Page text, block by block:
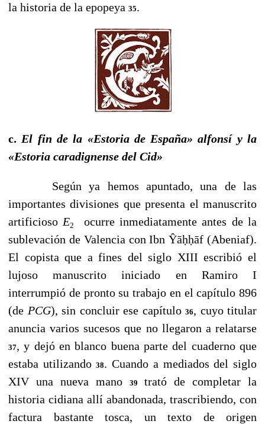
la historia de la epopeya 35.
c. El fin de la «Estoria de España» alfonsí y la
«Estoria caradignense del Cid»
Según ya hemos apuntado, una de las
importantes divisiones que presenta el manuscrito
artificioso E2
ocurre inmediatamente antes de la
sublevación de Valencia con Ibn Ŷāḥḥāf (Abeniaf).
El copista que a fines del siglo XIII escribió el
lujoso manuscrito iniciado en Ramiro I
interrumpió de pronto su trabajo en el capítulo 896
(de PCG), sin concluir ese capítulo 36, cuyo titular
anuncia varios sucesos que no llegaron a relatarse
37, y dejó en blanco buena parte del cuaderno que
estaba utilizando38. Cuando a mediados del siglo
XIV una nueva mano
39
trató de completar la
historia cidiana allí abandonada, trascribiendo, con
factura bastante tosca, un texto de origen